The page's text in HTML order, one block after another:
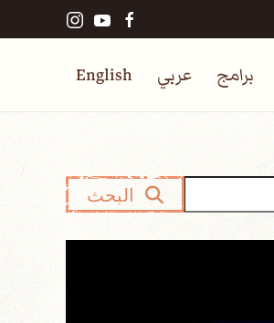
برامج عربي English
البحث